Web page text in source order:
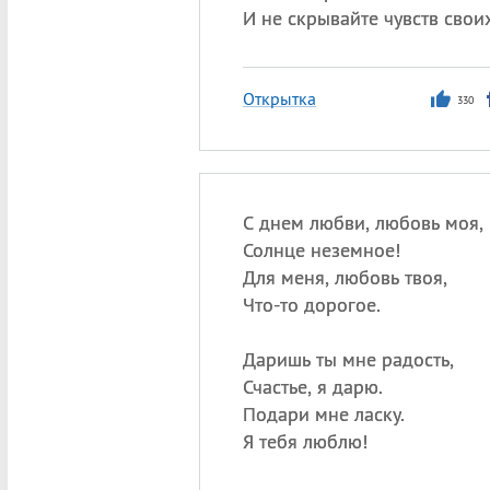
И не скрывайте чувств
Открытка 330
С днем любви, любовь моя,
Солнце неземное!
Для меня, любовь твоя,
Что-то дорогое.
Даришь ты мне радость,
Счастье, я дарю.
Подари мне ласку.
Я тебя люблю!